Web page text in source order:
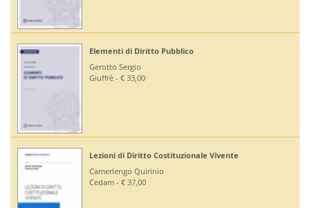
Elementi di Diritto Pubblico
Gerotto Sergio
Giuffrè - € 33,00
Lezioni di Diritto Costituzionale Vivente
Camerlengo Quirinio
Cedam - € 37,00